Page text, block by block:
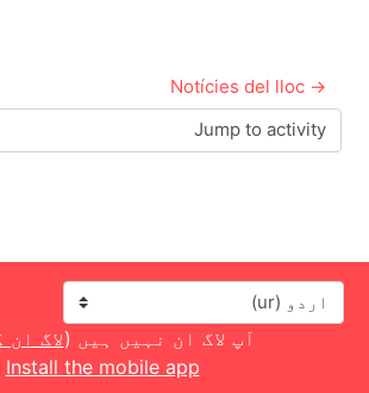
→ Notícies del lloc
Jump to activity
زبان
آپ لاگ ان نہیں ہیں ( لاگ ان
Install the mobile app